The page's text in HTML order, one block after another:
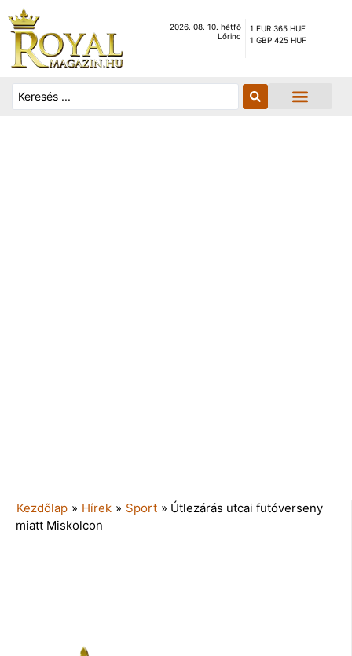
2026. 08. 10. hétfő
Lőrinc
1 EUR 365 HUF
1 GBP 425 HUF
Kezdőlap » Hírek » Sport » Útlezárás utcai futóverseny
miatt Miskolcon